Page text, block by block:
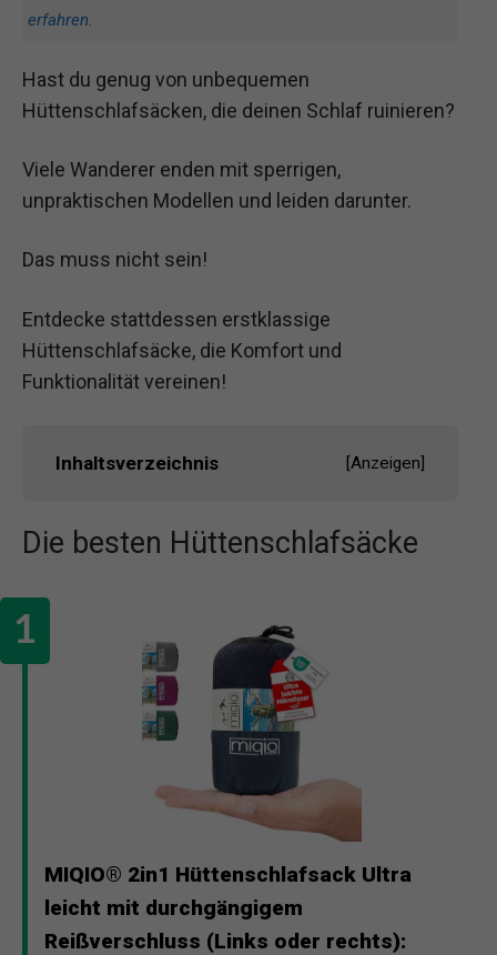
erfahren.
Hast du genug von unbequemen
Hüttenschlafsäcken, die deinen Schlaf ruinieren?
Viele Wanderer enden mit sperrigen,
unpraktischen Modellen und leiden darunter.
Das muss nicht sein!
Entdecke stattdessen erstklassige
Hüttenschlafsäcke, die Komfort und
Funktionalität vereinen!
Inhaltsverzeichnis [Anzeigen]
Die besten Hüttenschlafsäcke
MIQIO® 2in1 Hüttenschlafsack Ultra
leicht mit durchgängigem
Reißverschluss (Links oder rechts):